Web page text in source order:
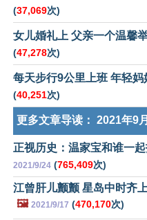
(37,069次)
女儿婚礼上 父亲一个温馨
(47,278次)
每天步行9公里上班 年轻
(40,251次)
更多文章导读： 2021年9
正视历史：温家宝和谁一
2021/9/24 (765,409次)
江曾肝儿颤颤 星岛中时齐
🖼️ 2021/9/17 (470,170次)